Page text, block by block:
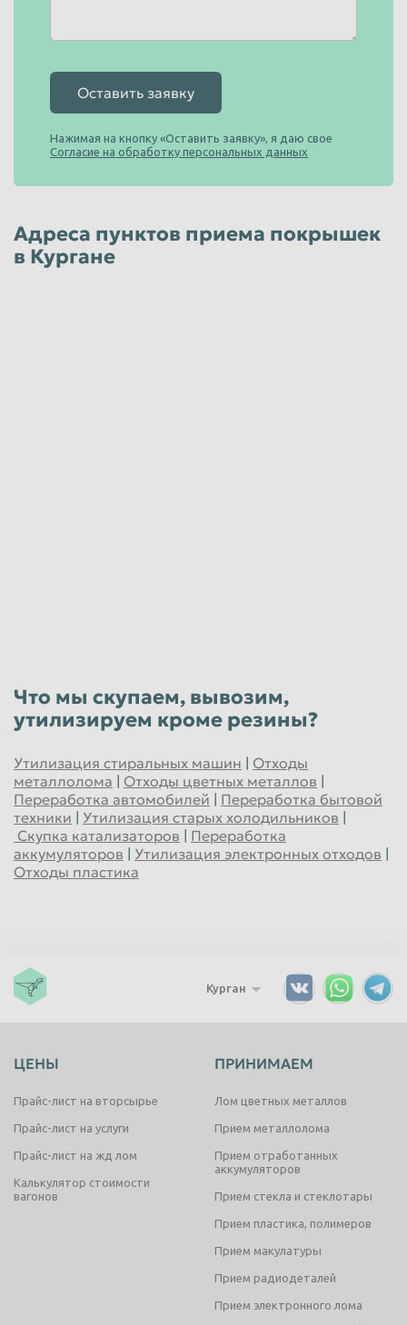
Юридические лица
Шины бу погрузчиков не литые
от 600
Юридические лица
Оставить заявку
Нажимая на кнопку «Оставить заявку», я даю свое
Согласие на обработку персональных данных
Адреса пунктов приема покрышек
в Кургане
Что мы скупаем, вывозим,
утилизируем кроме резины?
Утилизация стиральных машин | Отходы
металлолома | Отходы цветных металлов |
Переработка автомобилей | Переработка бытовой
техники | Утилизация старых холодильников |
Скупка катализаторов | Переработка
аккумуляторов | Утилизация электронных отходов |
Отходы пластика
Курган
ЦЕНЫ
Прайс-лист на вторсырье
Прайс-лист на услуги
Прайс-лист на жд лом
Калькулятор стоимости
вагонов
ПРИНИМАЕМ
Лом цветных металлов
Прием металлолома
Прием отработанных
аккумуляторов
Прием стекла и стеклотары
Прием пластика, полимеров
Прием макулатуры
Прием радиодеталей
Прием электронного лома